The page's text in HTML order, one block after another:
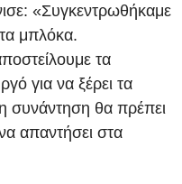
«Συγκεντρωθήκαμε
μπλόκα.
τα
για να ξέρει τα
η συνάντηση θα πρέπει
απαντήσει στα